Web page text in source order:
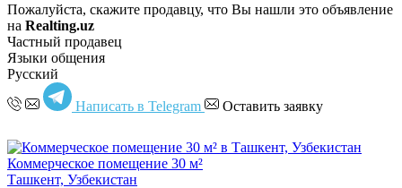
Пожалуйста, скажите продавцу, что Вы нашли это объявление
на Realting.uz
Частный продавец
Языки общения
Русский
Написать в Telegram Оставить заявку
Коммерческое помещение 30 м²
Ташкент, Узбекистан